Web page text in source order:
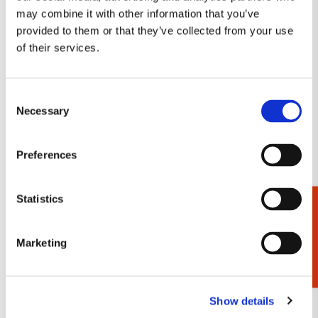
may combine it with other information that you’ve
provided to them or that they’ve collected from your use
of their services.
Selection
Necessary
Preferences
Statistics
Marketing
Show details
Octavie Wolters
voorbij, Kieviet, Octavie
aanCadeaukiezer